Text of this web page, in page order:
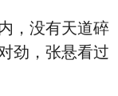
没有天道碎
劲，张悬看过